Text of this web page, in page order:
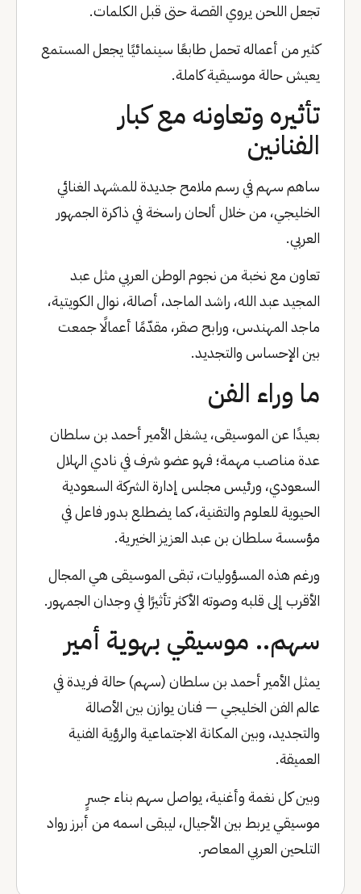
تجعل اللحن يروي القصة حتى قبل الكلمات.
كثير من أعماله تحمل طابعًا سينمائيًا يجعل المستمع
يعيش حالة موسيقية كاملة.
تأثيره وتعاونه مع كبار
الفنانين
ساهم سهم في رسم ملامح جديدة للمشهد الغنائي
الخليجي، من خلال ألحان راسخة في ذاكرة الجمهور
العربي.
تعاون مع نخبة من نجوم الوطن العربي مثل عبد
المجيد عبد الله، راشد الماجد، أصالة، نوال الكويتية،
ماجد المهندس، ورابح صقر، مقدّمًا أعمالًا جمعت
بين الإحساس والتجديد.
ما وراء الفن
بعيدًا عن الموسيقى، يشغل الأمير أحمد بن سلطان
عدة مناصب مهمة؛ فهو عضو شرف في نادي الهلال
السعودي، ورئيس مجلس إدارة الشركة السعودية
الحيوية للعلوم والتقنية، كما يضطلع بدور فاعل في
مؤسسة سلطان بن عبد العزيز الخيرية.
ورغم هذه المسؤوليات، تبقى الموسيقى هي المجال
الأقرب إلى قلبه وصوته الأكثر تأثيرًا في وجدان الجمهور.
سهم.. موسيقي بهوية أمير
يمثل الأمير أحمد بن سلطان (سهم) حالة فريدة في
عالم الفن الخليجي — فنان يوازن بين الأصالة
والتجديد، وبين المكانة الاجتماعية والرؤية الفنية
العميقة.
وبين كل نغمة وأغنية، يواصل سهم بناء جسرٍ
موسيقي يربط بين الأجيال، ليبقى اسمه من أبرز رواد
التلحين العربي المعاصر.